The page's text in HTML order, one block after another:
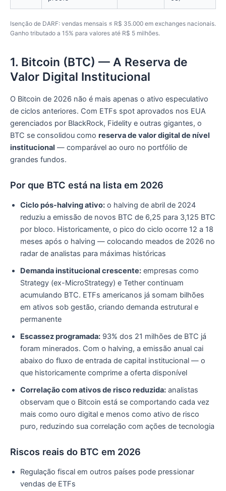
Isenção de DARF: vendas mensais ≤ R$ 35.000 em exchanges nacionais.
Ganho tributado a 15% para valores até R$ 5 milhões.
1. Bitcoin (BTC) — A Reserva de
Valor Digital Institucional
O Bitcoin de 2026 não é mais apenas o ativo especulativo
de ciclos anteriores. Com ETFs spot aprovados nos EUA
gerenciados por BlackRock, Fidelity e outras gigantes, o
BTC se consolidou como reserva de valor digital de nível
institucional — comparável ao ouro no portfólio de
grandes fundos.
Por que BTC está na lista em 2026
Ciclo pós-halving ativo: o halving de abril de 2024
reduziu a emissão de novos BTC de 6,25 para 3,125 BTC
por bloco. Historicamente, o pico do ciclo ocorre 12 a 18
meses após o halving — colocando meados de 2026 no
radar de analistas para máximas históricas
Demanda institucional crescente: empresas como
Strategy (ex-MicroStrategy) e Tether continuam
acumulando BTC. ETFs americanos já somam bilhões
em ativos sob gestão, criando demanda estrutural e
permanente
Escassez programada: 93% dos 21 milhões de BTC já
foram minerados. Com o halving, a emissão anual cai
abaixo do fluxo de entrada de capital institucional — o
que historicamente comprime a oferta disponível
Correlação com ativos de risco reduzida: analistas
observam que o Bitcoin está se comportando cada vez
mais como ouro digital e menos como ativo de risco
puro, reduzindo sua correlação com ações de tecnologia
Riscos reais do BTC em 2026
Regulação fiscal em outros países pode pressionar
vendas de ETFs